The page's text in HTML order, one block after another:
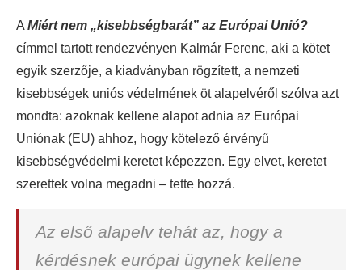
A Miért nem „kisebbségbarát” az Európai Unió?
címmel tartott rendezvényen Kalmár Ferenc, aki a kötet
egyik szerzője, a kiadványban rögzített, a nemzeti
kisebbségek uniós védelmének öt alapelvéről szólva azt
mondta: azoknak kellene alapot adnia az Európai
Uniónak (EU) ahhoz, hogy kötelező érvényű
kisebbségvédelmi keretet képezzen. Egy elvet, keretet
szerettek volna megadni – tette hozzá.
Az első alapelv tehát az, hogy a
kérdésnek európai ügynek kellene